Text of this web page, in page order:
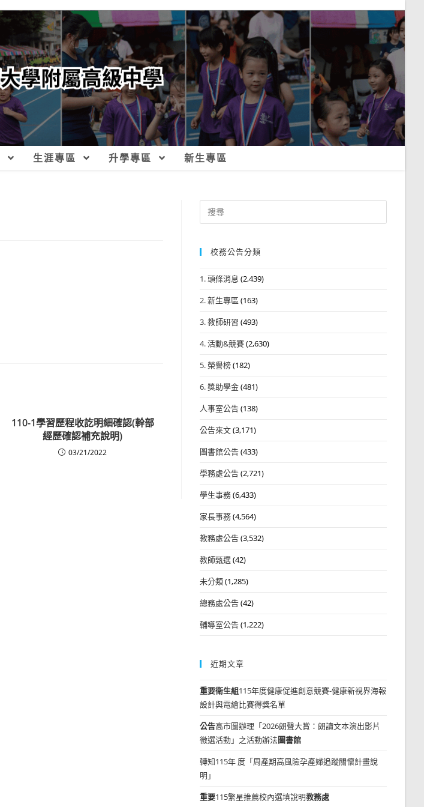
生涯專區 升學專區 新生專區
110-1學習歷程收訖明細確認(幹部
經歷確認補充說明)
03/21/2022
Search
for:
校務公告分類
1. 頭條消息 (2,439)
2. 新生專區 (163)
3. 教師研習 (493)
4. 活動&競賽(2,630)
5. 榮譽榜(182)
6. 獎助學金(481)
人事室公告(138)
公告來文(3,171)
圖書館公告(433)
學務處公告(2,721)
學生事務(6,433)
家長事務(4,564)
教務處公告(3,532)
教師甄選(42)
未分類(1,285)
總務處公告(42)
輔導室公告(1,222)
近期文章
重要衛生組115年度健康促進創意競賽-健康新視界海報
設計與電繪比賽得獎名單
公告高市圖辦理「2026朗聲大賞：朗讀文本演出影片
徵選活動」之活動辦法圖書館
轉知115年 度「周產期高風險孕產婦追蹤關懷計畫說
明」
重要115繁星推薦校內選填說明教務處